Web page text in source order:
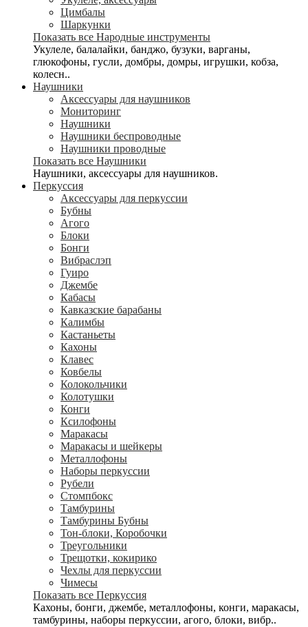
Цимбалы
Шаркунки
Показать все Народные инструменты
Укулеле, балалайки, банджо, бузуки, варганы,
глюкофоны, гусли, домбры, домры, игрушки, кобза,
колесн..
Наушники
Аксессуары для наушников
Мониторинг
Наушники
Наушники беспроводные
Наушники проводные
Показать все Наушники
Наушники, аксессуары для наушников.
Перкуссия
Аксессуары для перкуссии
Бубны
Агого
Блоки
Бонги
Вибраслэп
Гуиро
Джембе
Кабасы
Кавказские барабаны
Калимбы
Кастаньеты
Кахоны
Клавес
Ковбелы
Колокольчики
Колотушки
Конги
Ксилофоны
Маракасы
Маракасы и шейкеры
Металлофоны
Наборы перкуссии
Рубели
Стомпбокс
Тамбурины
Тамбурины Бубны
Тон-блоки, Коробочки
Треугольники
Трещотки, кокирико
Чехлы для перкуссии
Чимесы
Показать все Перкуссия
Кахоны, бонги, джембе, металлофоны, конги, маракасы,
тамбурины, наборы перкуссии, агого, блоки, вибр..